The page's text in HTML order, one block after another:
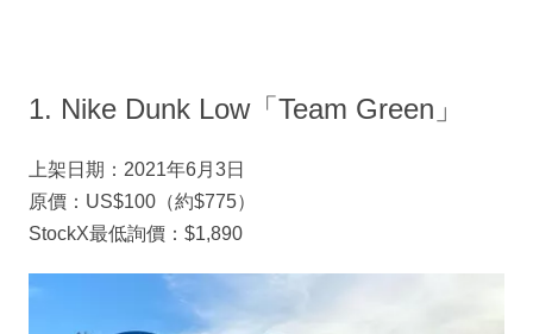
1. Nike Dunk Low「Team Green」
上架日期：2021年6月3日
原價：US$100（約$775）
StockX最低詢價：$1,890